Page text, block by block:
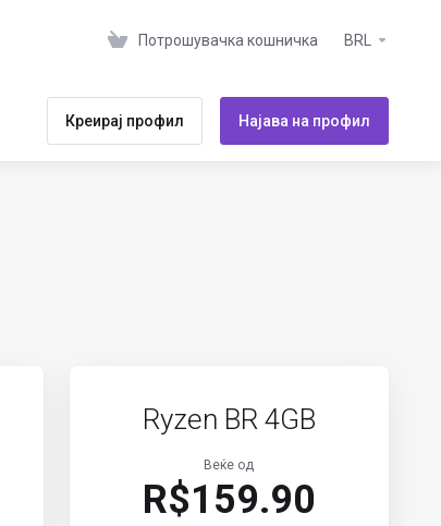
Потрошувачка кошничка BRL
Креирај профил Најава на профил
Ryzen BR 4GB
Веќе од
R$159.90